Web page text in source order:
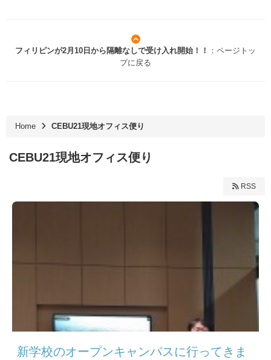
フィリピンが2月10日から隔離なしで受け入れ開始！！
：ページトッ
プに戻る
Home CEBU21現地オフィス便り
CEBU21現地オフィス便り
RSS
新学校のオープンキャンパスに行ってきま